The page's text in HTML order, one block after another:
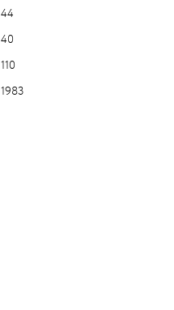
44
40
110
1983